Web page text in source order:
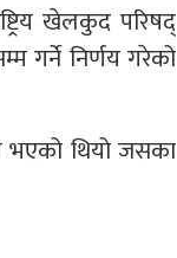
खेलकुद परिषद्
गर्ने निर्णय गरेको
भएको थियो जसका